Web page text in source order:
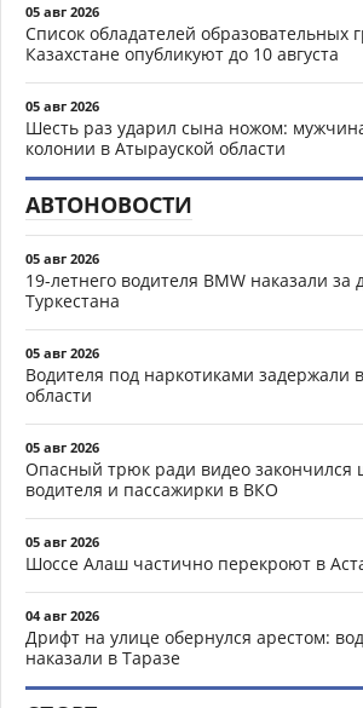
05 авг 2026
Список обладателей образовательных
Казахстане опубликуют до 10 августа
05 авг 2026
Шесть раз ударил сына ножом:
колонии в Атырауской области
АВТОНОВОСТИ
05 авг 2026
19-летнего водителя BMW наказали
Туркестана
05 авг 2026
Водителя под наркотиками задержали
области
05 авг 2026
Опасный трюк ради видео закончился
водителя и пассажирки в ВКО
05 авг 2026
Шоссе Алаш частично перекроют в
04 авг 2026
Дрифт на улице обернулся арестом:
наказали в Таразе